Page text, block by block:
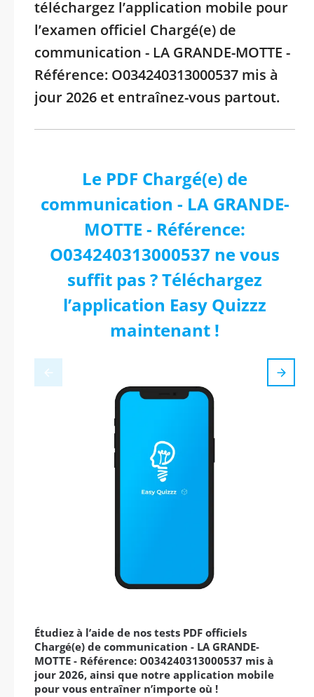
téléchargez l’application mobile pour
l’examen officiel Chargé(e) de
communication - LA GRANDE-MOTTE -
Référence: O034240313000537 mis à
jour 2026 et entraînez-vous partout.
Le PDF Chargé(e) de
communication - LA GRANDE-
MOTTE - Référence:
O034240313000537 ne vous
suffit pas ? Téléchargez
l’application Easy Quizzz
maintenant !
Étudiez à l’aide de nos tests PDF officiels
Chargé(e) de communication - LA GRANDE-
MOTTE - Référence: O034240313000537 mis à
jour 2026, ainsi que notre application mobile
pour vous entraîner n’importe où !